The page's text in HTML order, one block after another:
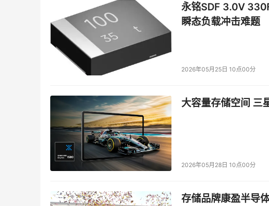
家族企业。他们对于信息化项目有一定的认识，没吃过猪肉
彻，在他们眼中，信息化项目的知识都是从书中得来。但是，
觉，只谈信息化项目对于企业有什么什么好处，而对于，信息
化项目过于的依赖，以为企业管理不行了，只要上了信息化项
上了信息化项目，就比他们老子要强。所以，这些领导人出于
子要大方的多，同时，CIO在他们企业中，也比较受到重视，
行;但是会遇到一个问题，在他们眼中，没有信息化管理软件
计成本，都要给我实现。这就会大大增加信息化项目的成本与
以驾御;况且，企业管理中的很多问题，还是要通过改善企业
助、巩固的作用。
观，让他们对信息化项目有个正确的认识。
永铭SDF 3.0V
瞬态负载冲击难题
2026年05月25日 10点00分
大容量存储空间 三
2026年05月28日 10点00分
存储品牌康盈半导